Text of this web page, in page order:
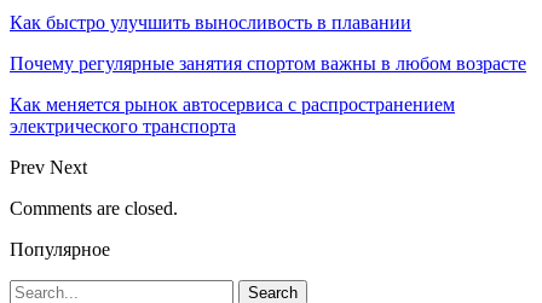
Как быстро улучшить выносливость в плавании
Почему регулярные занятия спортом важны в любом возрасте
Как меняется рынок автосервиса с распространением
электрического транспорта
Prev Next
Comments are closed.
Популярное